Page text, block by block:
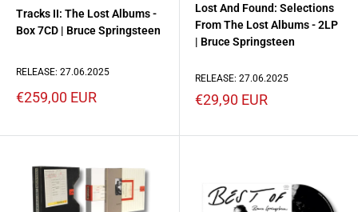
Tracks II: The Lost Albums -
Box 7CD | Bruce Springsteen
RELEASE: 27.06.2025
Prezzo
€259,00 EUR
Lost And Found: Selections
From The Lost Albums - 2LP
| Bruce Springsteen
RELEASE: 27.06.2025
Prezzo
€29,90 EUR